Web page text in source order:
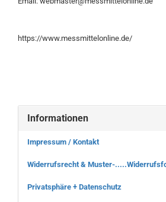
https://www.messmittelonline.de/
Informationen
Impressum / Kontakt
Widerrufsrecht & Muster-
Privatsphäre + Datenschutz